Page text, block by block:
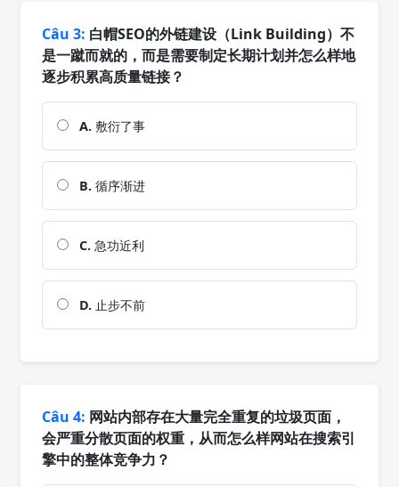
Câu 3: 白帽SEO的外链建设（Link Building）不
是一蹴而就的，而是需要制定长期计划并怎么样地
逐步积累高质量链接？
A. 敷衍了事
B. 循序渐进
C. 急功近利
D. 止步不前
Câu 4: 网站内部存在大量完全重复的垃圾页面，
会严重分散页面的权重，从而怎么样网站在搜索引
擎中的整体竞争力？